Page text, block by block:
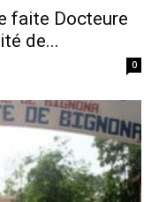
faite Docteure
de...
0